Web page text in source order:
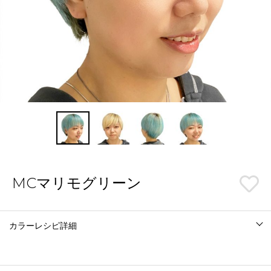
MCマリモグリーン
カラーレシピ詳細